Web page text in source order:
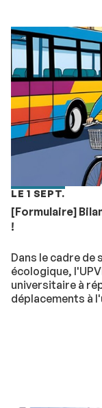
LE 1 SEPT.
[Formulaire]
!
Dans le cadre
écologique,
universitaire à
déplacements à